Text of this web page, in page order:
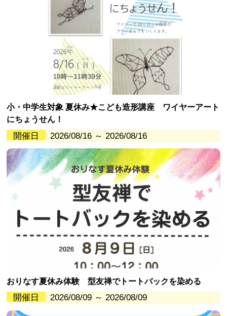
小・中学生対象 夏休み★こども造形講座 ワイヤーアート
にちょうせん！
開催日 2026/08/16 ～ 2026/08/16
おりなす夏休み体験 型友禅でトートバックを染める
開催日 2026/08/09 ～ 2026/08/09